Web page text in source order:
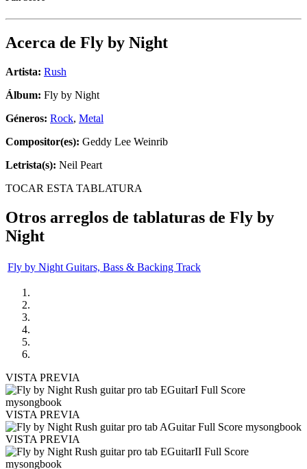
Acerca de Fly by Night
Artista: Rush
Álbum: Fly by Night
Géneros: Rock, Metal
Compositor(es): Geddy Lee Weinrib
Letrista(s): Neil Peart
TOCAR ESTA TABLATURA
Otros arreglos de tablaturas de Fly by
Night
Fly by Night Guitars, Bass & Backing Track
VISTA PREVIA
VISTA PREVIA
VISTA PREVIA